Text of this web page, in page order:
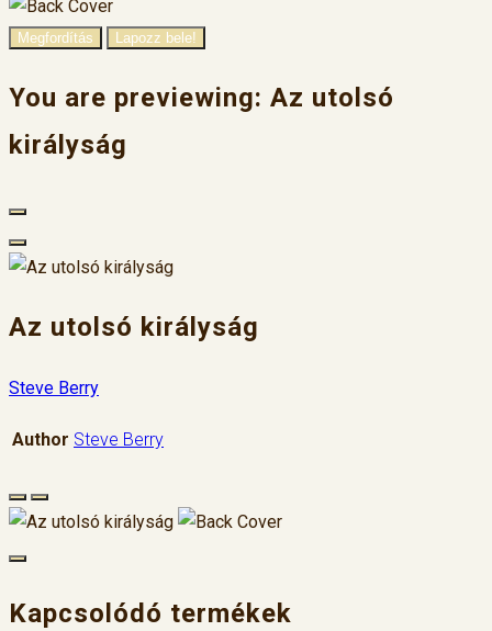
Megfordítás Lapozz bele!
You are previewing: Az utolsó
királyság
Az utolsó királyság
Steve Berry
Author Steve Berry
Kapcsolódó termékek